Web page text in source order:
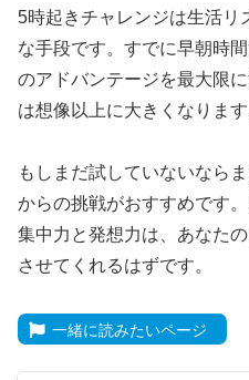
5時起きチャレンジは生活リ
な手段です。すでに早朝時
のアドバンテージを最大限
は想像以上に大きくなります
もしまだ試していないなら
からの挑戦がおすすめです
集中力と発想力は、あなた
させてくれるはずです。
一緒に読みたいページ